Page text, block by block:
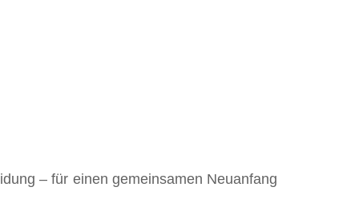
– für einen gemeinsamen Neuanfang